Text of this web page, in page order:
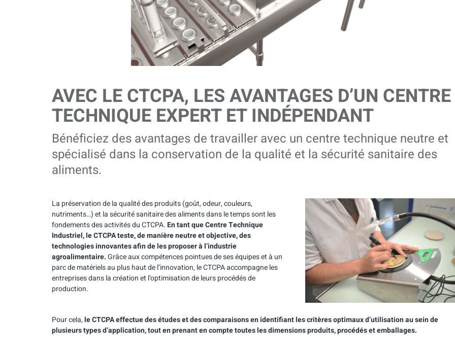
AVEC LE CTCPA, LES AVANTAGES D’UN CENTRE
TECHNIQUE EXPERT ET INDÉPENDANT
Bénéficiez des avantages de travailler avec un centre technique neutre et
spécialisé dans la conservation de la qualité et la sécurité sanitaire des
aliments.
La préservation de la qualité des produits (goût, odeur, couleurs,
nutriments…) et la sécurité sanitaire des aliments dans le temps sont les
fondements des activités du CTCPA.En tant que Centre Technique
Industriel, le CTCPAteste, de manière neutre et objective, des
technologies innovantes afin de les proposer à l’industrie
agroalimentaire.Grâce aux compétences pointues de ses équipes et à un
parc de matériels au plus haut de l’innovation, le CTCPA accompagne les
entreprises dans la création et l’optimisation de leurs procédés de
production.
Pour cela,le CTCPA effectue des études et des comparaisons en identifiant les critères optimaux d’utilisation au sein de
plusieurs types d’application, tout en prenant en compte toutes les dimensions produits, procédés et emballages.